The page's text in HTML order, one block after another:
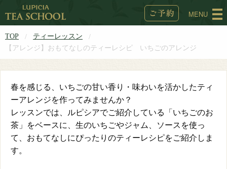
MENU
TOP
ティーレッスン
【アレンジ】おもてなしのティーレシピ いちごのアレンジ
春を感じる、いちごの甘い香り・味わいを活かしたティ
ーアレンジを作ってみませんか？
レッスンでは、ルピシアでご紹介している「いちごのお
茶」をベースに、生のいちごやジャム、ソースを使っ
て、おもてなしにぴったりのティーレシピをご紹介しま
す。